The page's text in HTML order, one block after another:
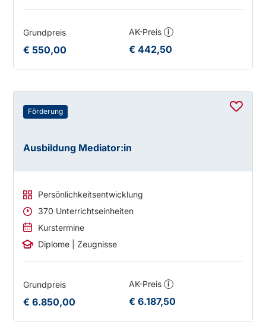
Grundpreis
€ 550,00
AK-Preis i
€ 442,50
Förderung
Ausbildung Mediator:in
Persönlichkeitsentwicklung
370 Unterrichtseinheiten
Kurstermine
Diplome | Zeugnisse
Grundpreis
€ 6.850,00
AK-Preis i
€ 6.187,50